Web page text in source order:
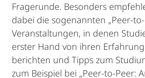
Fragerunde. Besonders
dabei die sogenannten „Peer-to-
Veranstaltungen, in denen
erster Hand von ihren
berichten und Tipps zum
zum Beispiel bei „Peer-to-Peer: